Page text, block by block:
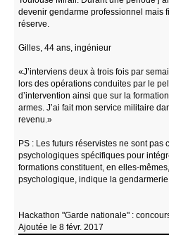
devenir gendarme professionnel mais
réserve.
Gilles, 44 ans, ingénieur
«J’interviens deux à trois fois par
lors des opérations conduites par le
d’intervention ainsi que sur la
armes. J’ai fait mon service militaire
revenu.»
PS : Les futurs réservistes ne sont pas
psychologiques spécifiques pour
formations constituent, en elles-
psychologique, indique la
Hackathon "Garde nationale" :
Ajoutée le 8 févr. 2017